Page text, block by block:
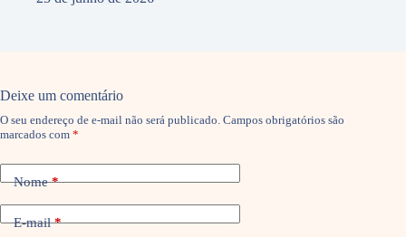
Deixe um comentário
O seu endereço de e-mail não será publicado. Campos obrigatórios são
marcados com *
Nome*
E-mail*